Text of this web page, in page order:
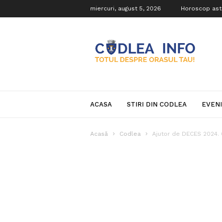
miercuri, august 5, 2026 Horoscop
Info
ACASA STIRI DIN CODLEA
Acasă Codlea Ajutor de DECES